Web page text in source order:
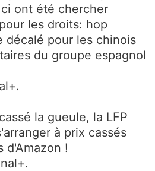
ont été chercher
les droits: hop
décalé pour les chinois
du groupe espagnol
la gueule, la LFP
à prix cassés
d'Amazon !